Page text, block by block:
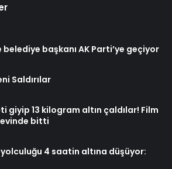
başkanı AK Parti’ye geçiyor
Saldırılar
giyip 13 kilogram altın çaldılar! Film
bitti
4 saatin altına düşüyor: